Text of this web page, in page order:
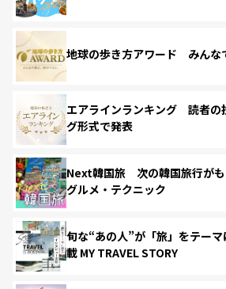
地球の歩き方アワード みんな
エアラインランキング 読者の
グ形式で発表
Next韓国旅 次の韓国旅行がも
グルメ・テクニック
旬な“あの人”が「旅」をテー
載 MY TRAVEL STORY